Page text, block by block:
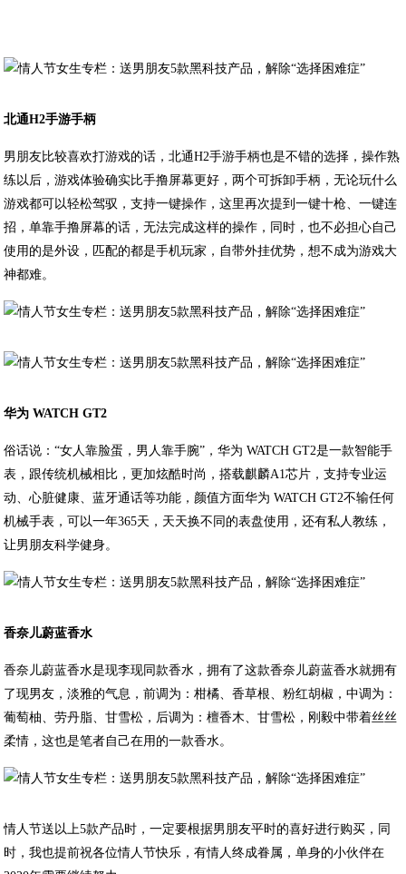
北通H2手游手柄
男朋友比较喜欢打游戏的话，北通H2手游手柄也是不错的选择，操作熟
练以后，游戏体验确实比手撸屏幕更好，两个可拆卸手柄，无论玩什么
游戏都可以轻松驾驭，支持一键操作，这里再次提到一键十枪、一键连
招，单靠手撸屏幕的话，无法完成这样的操作，同时，也不必担心自己
使用的是外设，匹配的都是手机玩家，自带外挂优势，想不成为游戏大
神都难。
华为 WATCH GT2
俗话说：“女人靠脸蛋，男人靠手腕”，华为 WATCH GT2是一款智能手
表，跟传统机械相比，更加炫酷时尚，搭载麒麟A1芯片，支持专业运
动、心脏健康、蓝牙通话等功能，颜值方面华为 WATCH GT2不输任何
机械手表，可以一年365天，天天换不同的表盘使用，还有私人教练，
让男朋友科学健身。
香奈儿蔚蓝香水
香奈儿蔚蓝香水是现李现同款香水，拥有了这款香奈儿蔚蓝香水就拥有
了现男友，淡雅的气息，前调为：柑橘、香草根、粉红胡椒，中调为：
葡萄柚、劳丹脂、甘雪松，后调为：檀香木、甘雪松，刚毅中带着丝丝
柔情，这也是笔者自己在用的一款香水。
情人节送以上5款产品时，一定要根据男朋友平时的喜好进行购买，同
时，我也提前祝各位情人节快乐，有情人终成眷属，单身的小伙伴在